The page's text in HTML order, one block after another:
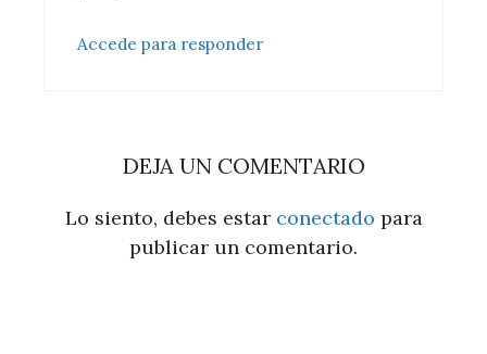
Accede para responder
DEJA UN COMENTARIO
Lo siento, debes estar conectado para
publicar un comentario.